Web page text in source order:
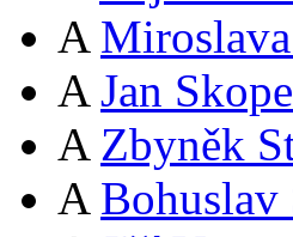
A
A Jan
A Zbyněk
A Bohuslav